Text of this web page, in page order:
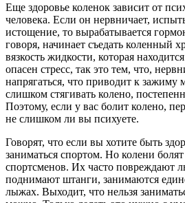
Еще здоровье коленок зависит от
человека. Если он нервничает,
истощение, то вырабатывается
говоря, начинает съедать коленный
вязкость жидкости, которая
опасен стресс, так это тем, что,
напрягаться, что приводит к
слишком стягивать колено,
Поэтому, если у вас болит колено,
не слишком ли вы психуете.
Говорят, что если вы хотите быть
заниматься спортом. Но колени
спортсменов. Их часто повреждают
поднимают штанги, занимаются
лыжах. Выходит, что нельзя